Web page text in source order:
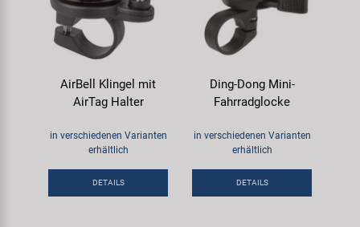
AirBell Klingel mit
AirTag Halter
in verschiedenen Varianten
erhältlich
DETAILS
Ding-Dong Mini-
Fahrradglocke
in verschiedenen Varianten
erhältlich
DETAILS